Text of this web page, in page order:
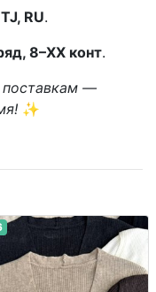
RU.
8–XX конт.
поставкам —
✨